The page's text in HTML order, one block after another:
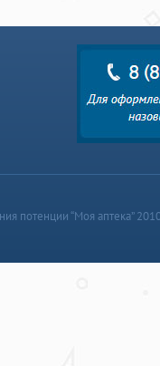
потенции “Моя аптека”